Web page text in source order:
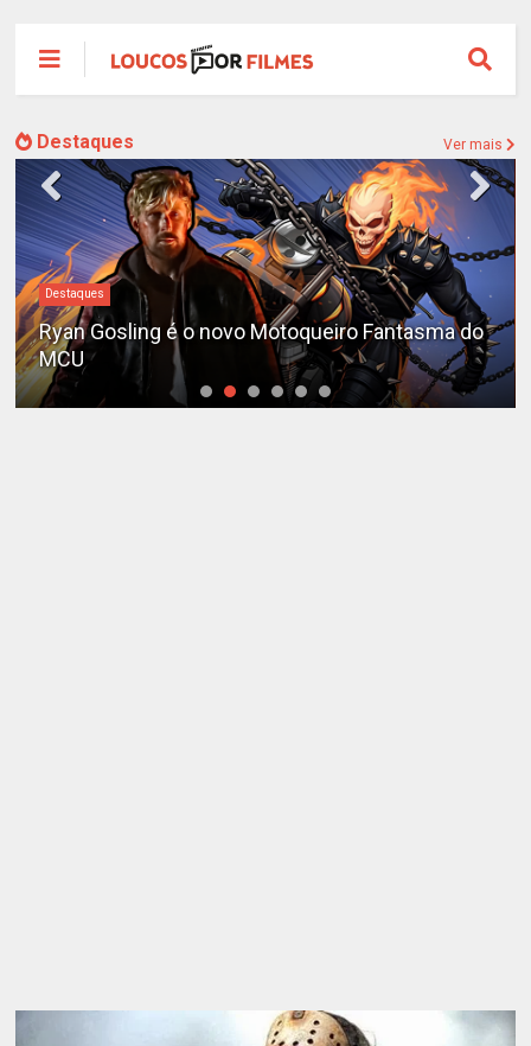
Destaques Ver mais
Destaques
Ryan Gosling é o novo Motoqueiro Fantasma do
MCU